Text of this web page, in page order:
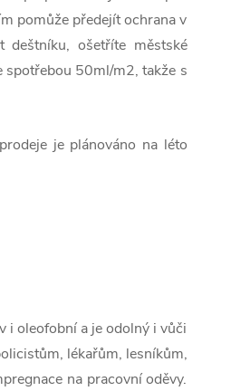
pomůže předejít ochrana v
deštníku, ošetříte městské
spotřebou 50ml/m2, takže s
je plánováno na léto
i oleofobní a je odolný i vůči
lékařům, lesníkům,
na pracovní oděvy.